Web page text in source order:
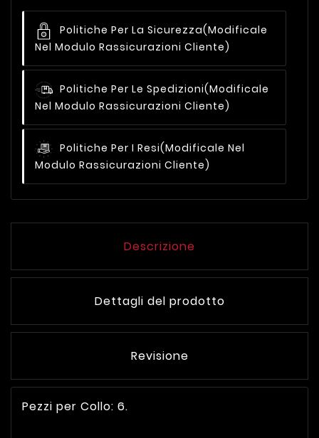
Politiche Per La Sicurezza(modificale
Nel Modulo Rassicurazioni Cliente)
Politiche Per Le Spedizioni(modificale
Nel Modulo Rassicurazioni Cliente)
Politiche Per I Resi(modificale Nel
Modulo Rassicurazioni Cliente)
Descrizione
Dettagli del prodotto
Revisione
Pezzi per Collo: 6.